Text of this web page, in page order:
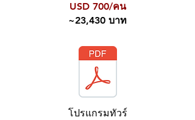
USD 700/คน
~23,430 บาท
โปรแกรมทัวร์